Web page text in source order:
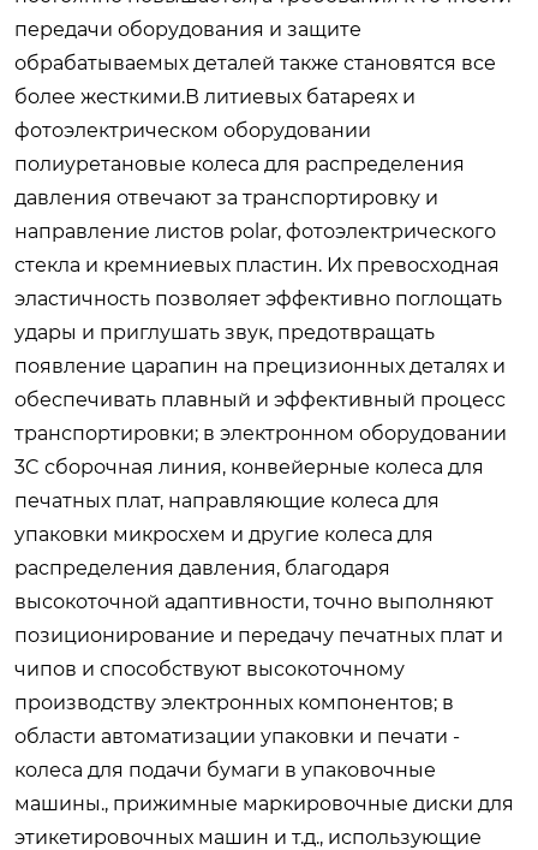
передачи оборудования и защите
обрабатываемых деталей также становятся все
более жесткими.В литиевых батареях и
фотоэлектрическом оборудовании
полиуретановые колеса для распределения
давления отвечают за транспортировку и
направление листов polar, фотоэлектрического
стекла и кремниевых пластин. Их превосходная
эластичность позволяет эффективно поглощать
удары и приглушать звук, предотвращать
появление царапин на прецизионных деталях и
обеспечивать плавный и эффективный процесс
транспортировки; в электронном оборудовании
3C сборочная линия, конвейерные колеса для
печатных плат, направляющие колеса для
упаковки микросхем и другие колеса для
распределения давления, благодаря
высокоточной адаптивности, точно выполняют
позиционирование и передачу печатных плат и
чипов и способствуют высокоточному
производству электронных компонентов; в
области автоматизации упаковки и печати -
колеса для подачи бумаги в упаковочные
машины., прижимные маркировочные диски для
этикетировочных машин и т.д., использующие